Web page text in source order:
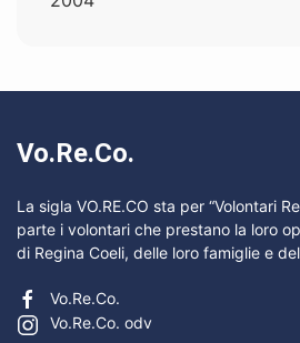
Vo.Re.Co.
La sigla VO.RE.CO sta per “Volontari
parte i volontari che prestano la loro
di Regina Coeli, delle loro famiglie e
Vo.Re.Co.
Vo.Re.Co. odv